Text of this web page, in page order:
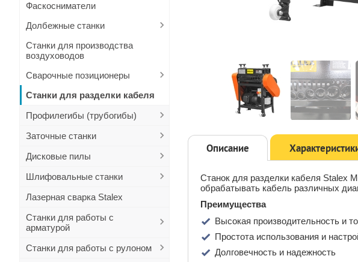
Фаскосниматели
Долбежные станки
Станки для производства
воздуховодов
Сварочные позиционеры
Станки для разделки кабеля
Профилегибы (трубогибы)
Заточные станки
Дисковые пилы
Шлифовальные станки
Лазерная сварка Stalex
Станки для работы с
арматурой
Станки для работы с рулоном
Описание
Станок для разделки кабеля Stalex
обрабатывать кабель различных
Преимущества
Высокая производительность и
Простота использования и
Долговечность и надежность